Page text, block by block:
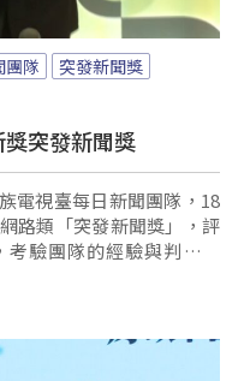
團隊
突發新聞獎
突發新聞獎
電視臺每日新聞團隊，18
路類「突發新聞獎」，評
驗團隊的經驗與判斷能
以看見整體運作的規劃與